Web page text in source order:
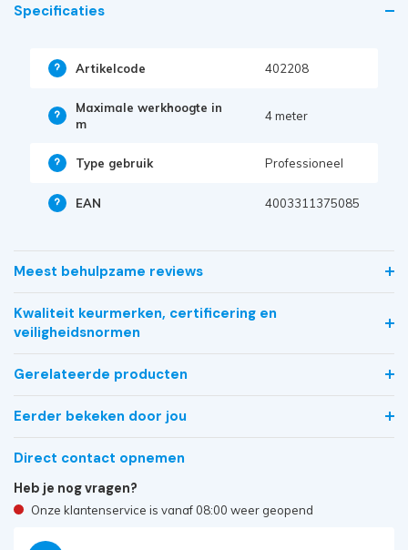
Specificaties
Artikelcode 402208
Maximale werkhoogte in
m
4 meter
Type gebruik Professioneel
EAN 4003311375085
Meest behulpzame reviews
Kwaliteit keurmerken, certificering en
veiligheidsnormen
Gerelateerde producten
Eerder bekeken door jou
Direct contact opnemen
Heb je nog vragen?
Onze klantenservice is vanaf 08:00 weer geopend